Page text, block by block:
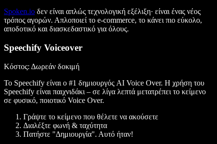
Spoken.io δεν είναι απλώς τεχνολογική εξέλιξη· είναι ένας νέος
τρόπος αγορών. Απλοποιεί το e-commerce, το κάνει πιο εύκολο,
αποδοτικό και διασκεδαστικό για όλους.
Speechify Voiceover
Κόστος: Δωρεάν δοκιμή
Το Speechify είναι ο #1 δημιουργός AI Voice Over. Η χρήση του
Speechify είναι παιχνιδάκι – σε λίγα λεπτά μετατρέπει το κείμενο
σε φυσικό, ποιοτικό Voice Over.
Γράψτε το κείμενο που θέλετε να ακούσετε
Διαλέξτε φωνή & ταχύτητα
Πατήστε "Δημιουργία". Αυτό ήταν!